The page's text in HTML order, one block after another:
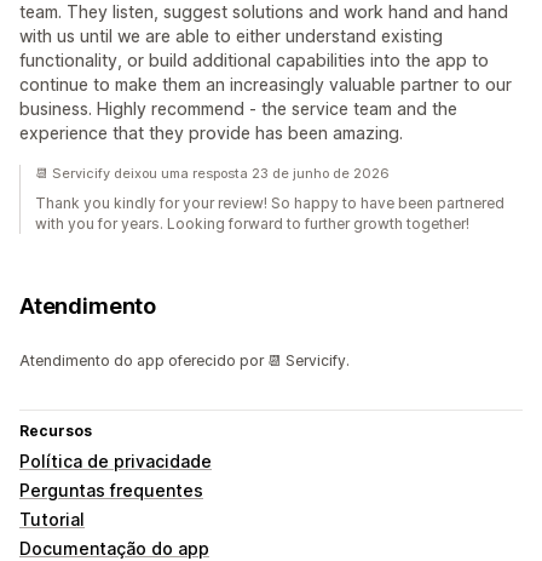
team. They listen, suggest solutions and work hand and hand
with us until we are able to either understand existing
functionality, or build additional capabilities into the app to
continue to make them an increasingly valuable partner to our
business. Highly recommend - the service team and the
experience that they provide has been amazing.
📆 Servicify deixou uma resposta 23 de junho de 2026
Thank you kindly for your review! So happy to have been partnered
with you for years. Looking forward to further growth together!
Atendimento
Atendimento do app oferecido por 📆 Servicify.
Recursos
Política de privacidade
Perguntas frequentes
Tutorial
Documentação do app